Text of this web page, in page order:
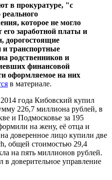
в прокуратуре, "с
которое не могло
его заработной платы и
дорогостоящие
транспортные
родственников и
финансовой
оформляемое на них
в материале.
года Кибовский купил
226,7 миллиона рублей, в
и Подмосковье за 195
на жену, её отца и
доверенное лицо купили две
общей стоимостью 29,4
на пять миллионов рублей.
в доверительное управление